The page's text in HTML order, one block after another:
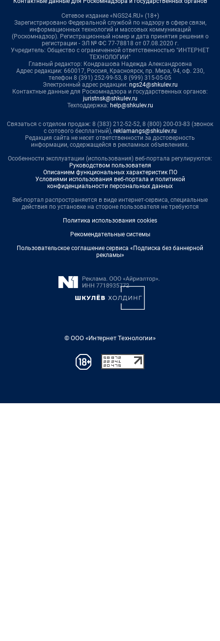
Сетевое издание «NGS24.RU» (18+)
Зарегистрировано Федеральной службой по надзору в сфере связи,
информационных технологий и массовых коммуникаций
(Роскомнадзор). Регистрационный номер и дата принятия решения о
регистрации - ЭЛ № ФС 77-78818 от 07.08.2020 г.
Учредитель: Общество с ограниченной ответственностью "ИНТЕРНЕТ
ТЕХНОЛОГИИ"
Главный редактор: Кондрашова Надежда Александровна
Адрес редакции: 660017, Россия, Красноярск, пр. Мира, 94, оф. 230,
телефон 8 (391) 252-99-53, 8 (999) 315-05-05
Электронный адрес редакции: ngs24@shkulev.ru
Контактные данные для Роскомнадзора и государственных органов:
juristnsk@shkulev.ru
Техподдержка: help@shkulev.ru
Связаться с отделом продаж: 8 (383) 212-52-52, 8 (800) 200-03-83 (звонок
с сотового бесплатный), reklamangs@shkulev.ru
Редакция сайта не несет ответственности за достоверность
информации, содержащейся в рекламных объявлениях.
Особенности эксплуатации (использования) веб-портала регулируются:
Руководством пользователя
Описанием функциональных характеристик ПО
Условиями использования веб-портала и политикой
конфиденциальности персональных данных
Веб-портал распространяется в виде интернет-сервиса, специальные
действия по установке на стороне пользователя не требуются
Политика использования cookies
Рекомендательные системы
Пользовательское соглашение сервиса «Подписка без баннерной
рекламы»
© ООО «Интернет Технологии»